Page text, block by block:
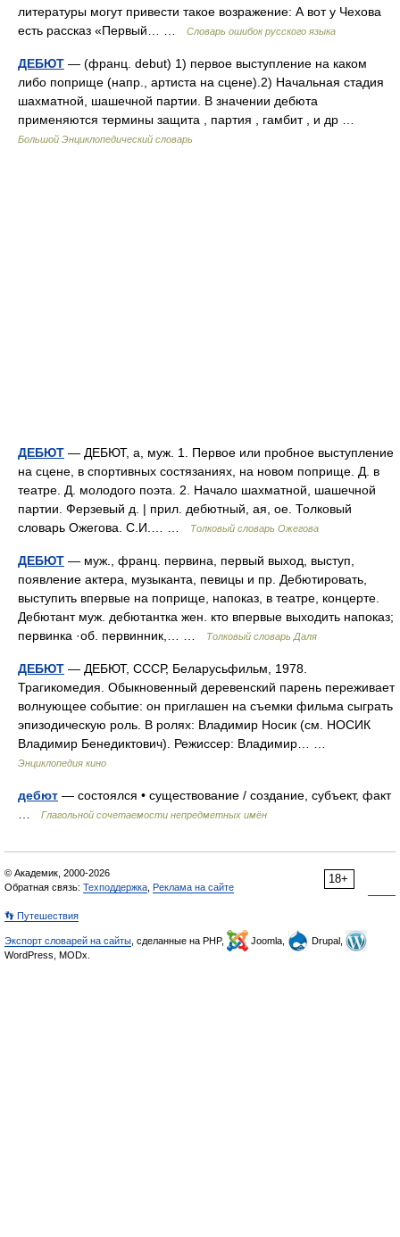
литературы могут привести такое возражение: А вот у Чехова
есть рассказ «Первый… …
Словарь ошибок русского языка
ДЕБЮТ — (франц. debut) 1) первое выступление на каком
либо поприще (напр., артиста на сцене).2) Начальная стадия
шахматной, шашечной партии. В значении дебюта
применяются термины защита , партия , гамбит , и др …
Большой Энциклопедический словарь
ДЕБЮТ — ДЕБЮТ, а, муж. 1. Первое или пробное выступление
на сцене, в спортивных состязаниях, на новом поприще. Д. в
театре. Д. молодого поэта. 2. Начало шахматной, шашечной
партии. Ферзевый д. | прил. дебютный, ая, ое. Толковый
словарь Ожегова. С.И.… …
Толковый словарь Ожегова
ДЕБЮТ — муж., франц. первина, первый выход, выступ,
появление актера, музыканта, певицы и пр. Дебютировать,
выступить впервые на поприще, напоказ, в театре, концерте.
Дебютант муж. дебютантка жен. кто впервые выходить напоказ;
первинка ·об. первинник,… …
Толковый словарь Даля
ДЕБЮТ — ДЕБЮТ, СССР, Беларусьфильм, 1978.
Трагикомедия. Обыкновенный деревенский парень переживает
волнующее событие: он приглашен на съемки фильма сыграть
эпизодическую роль. В ролях: Владимир Носик (см. НОСИК
Владимир Бенедиктович). Режиссер: Владимир… …
Энциклопедия кино
дебют — состоялся • существование / создание, субъект, факт
Глагольной сочетаемости непредметных имён
18+
© Академик, 2000-2026
Обратная связь: Техподдержка Реклама на сайте
👣 Путешествия
Экспорт словарей на сайты , сделанные на PHP, Joomla,
Drupal,
WordPress, MODx.